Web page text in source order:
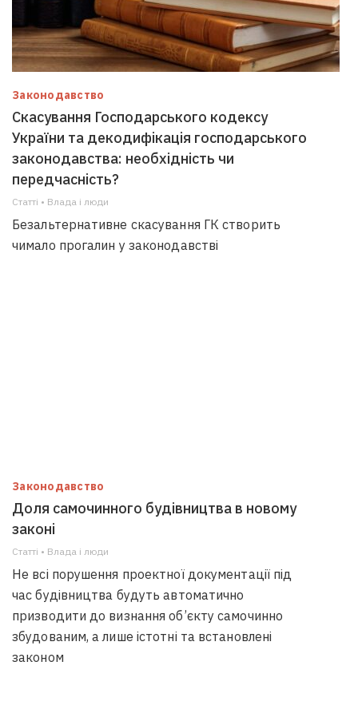
Законодавство
Скасування Господарського кодексу
України та декодифікація господарського
законодавства: необхідність чи
передчасність?
Статті • Влада i люди
Безальтернативне скасування ГК створить
чимало прогалин у законодавстві
Законодавство
Доля самочинного будівництва в новому
законі
Статті • Влада i люди
Не всі порушення проектної документації під
час будівництва будуть автоматично
призводити до визнання об’єкту самочинно
збудованим, а лише істотні та встановлені
законом